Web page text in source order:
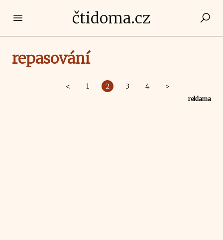
Open main menučtidoma.cz
repasování
< 1 2 3 4 >
reklama